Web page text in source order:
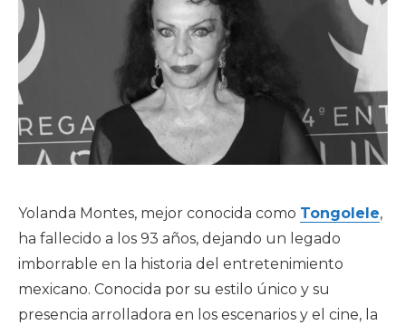
Yolanda Montes, mejor conocida como Tongolele,
ha fallecido a los 93 años, dejando un legado
imborrable en la historia del entretenimiento
mexicano. Conocida por su estilo único y su
presencia arrolladora en los escenarios y el cine, la